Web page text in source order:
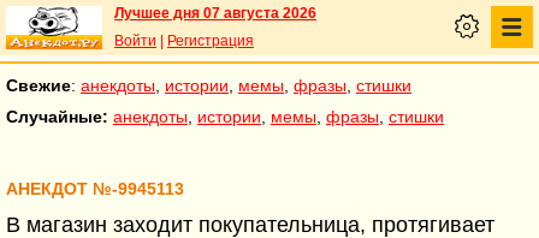
Лучшее дня 07 августа 2026
Войти
Регистрация
Свежие: анекдоты истории мемы фразы стишки
Случайные: анекдоты истории мемы фразы стишки
АНЕКДОТ №-9945113
В магазин заходит покупательница, протягивает